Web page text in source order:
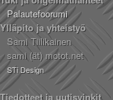
Palautefoorumi
Ylläpito ja yhteistyö
Sami Tiilikainen
sami (ät) motot.net
STi Design
Tiedotteet ja uutisvinkit